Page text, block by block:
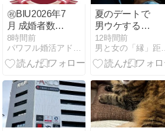
㊗️BIU2026年7
月 成婚者数優
秀相談室 法人
部門 受賞
8時間前
パワフル婚活アドバイザーと二人三脚！元気が出る婚活応援ブログ
夏のデートで
男ウケする香
水
12時間前
男と女